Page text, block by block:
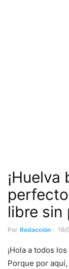
libre sin
Por Redacción - 16/
¡Hola a todos
Porque por